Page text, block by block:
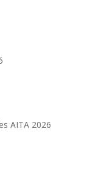
AITA 2026